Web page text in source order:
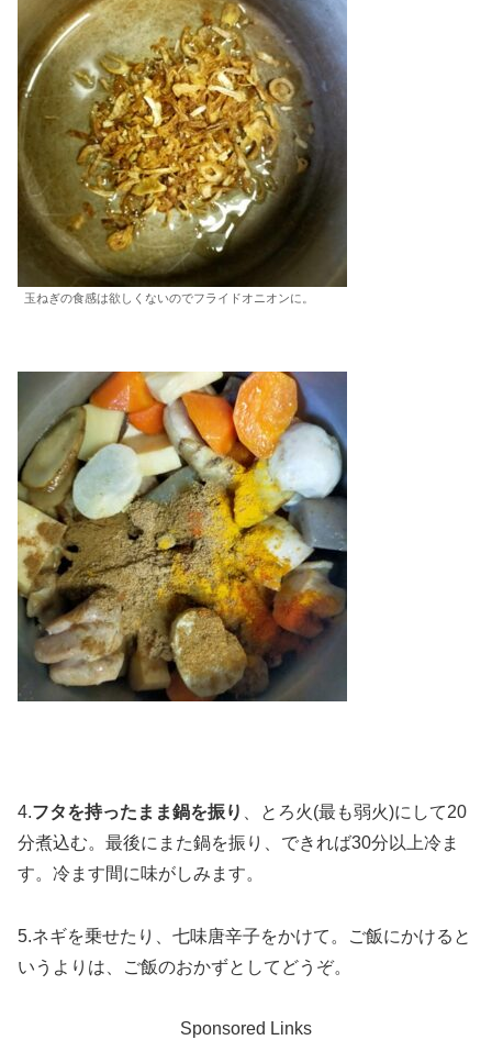
玉ねぎの食感は欲しくないのでフライドオニオンに。
4.フタを持ったまま鍋を振り
、とろ火(最も弱火)にして20
分煮込む。最後にまた鍋を振り、できれば30分以上冷ま
す。冷ます間に味がしみます。
5.ネギを乗せたり、七味唐辛子をかけて。ご飯にかけると
いうよりは、ご飯のおかずとしてどうぞ。
Sponsored Links